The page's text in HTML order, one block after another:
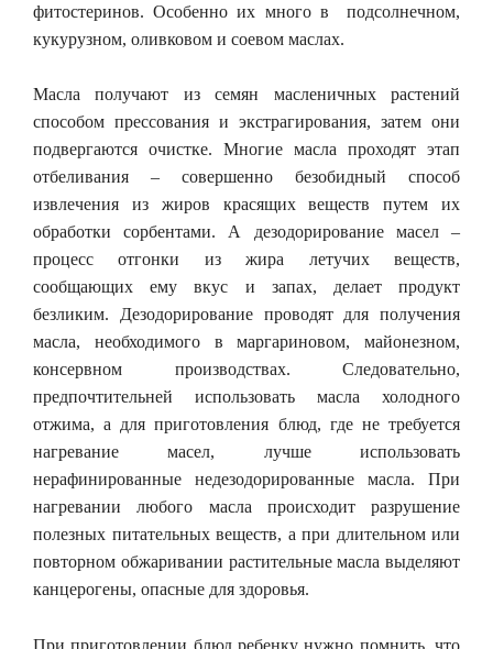
фитостеринов. Особенно их много в подсолнечном,
кукурузном, оливковом и соевом маслах.
Масла получают из семян масленичных растений
способом прессования и экстрагирования, затем они
подвергаются очистке. Многие масла проходят этап
отбеливания – совершенно безобидный способ
извлечения из жиров красящих веществ путем их
обработки сорбентами. А дезодорирование масел –
процесс отгонки из жира летучих веществ,
сообщающих ему вкус и запах, делает продукт
безликим. Дезодорирование проводят для получения
масла, необходимого в маргариновом, майонезном,
консервном производствах. Следовательно,
предпочтительней использовать масла холодного
отжима, а для приготовления блюд, где не требуется
нагревание масел, лучше использовать
нерафинированные недезодорированные масла. При
нагревании любого масла происходит разрушение
полезных питательных веществ, а при длительном или
повторном обжаривании растительные масла выделяют
канцерогены, опасные для здоровья.
При приготовлении блюд ребенку нужно помнить, что